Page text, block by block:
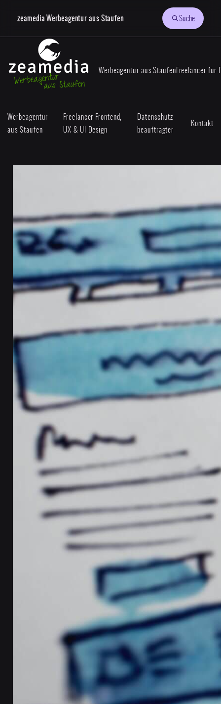
zeamedia Werbeagentur aus Staufen Suche
Werbeagentur aus StaufenFreelancer für
Werbeagentur
aus Staufen
Freelancer Frontend,
UX & UI Design
Datenschutz-
beauftragter
Kontakt